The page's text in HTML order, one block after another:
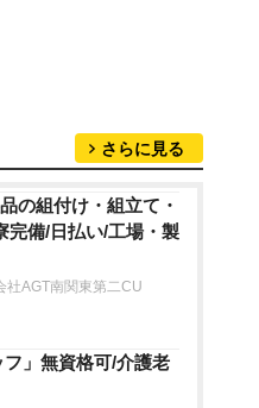
さらに見る
の組付け・組立て・
完備/日払い/工場・製
社AGT南関東第二CU
フ」無資格可/介護老